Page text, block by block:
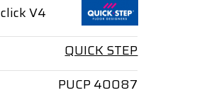
V4
QUICK STEP
PUCP 40087